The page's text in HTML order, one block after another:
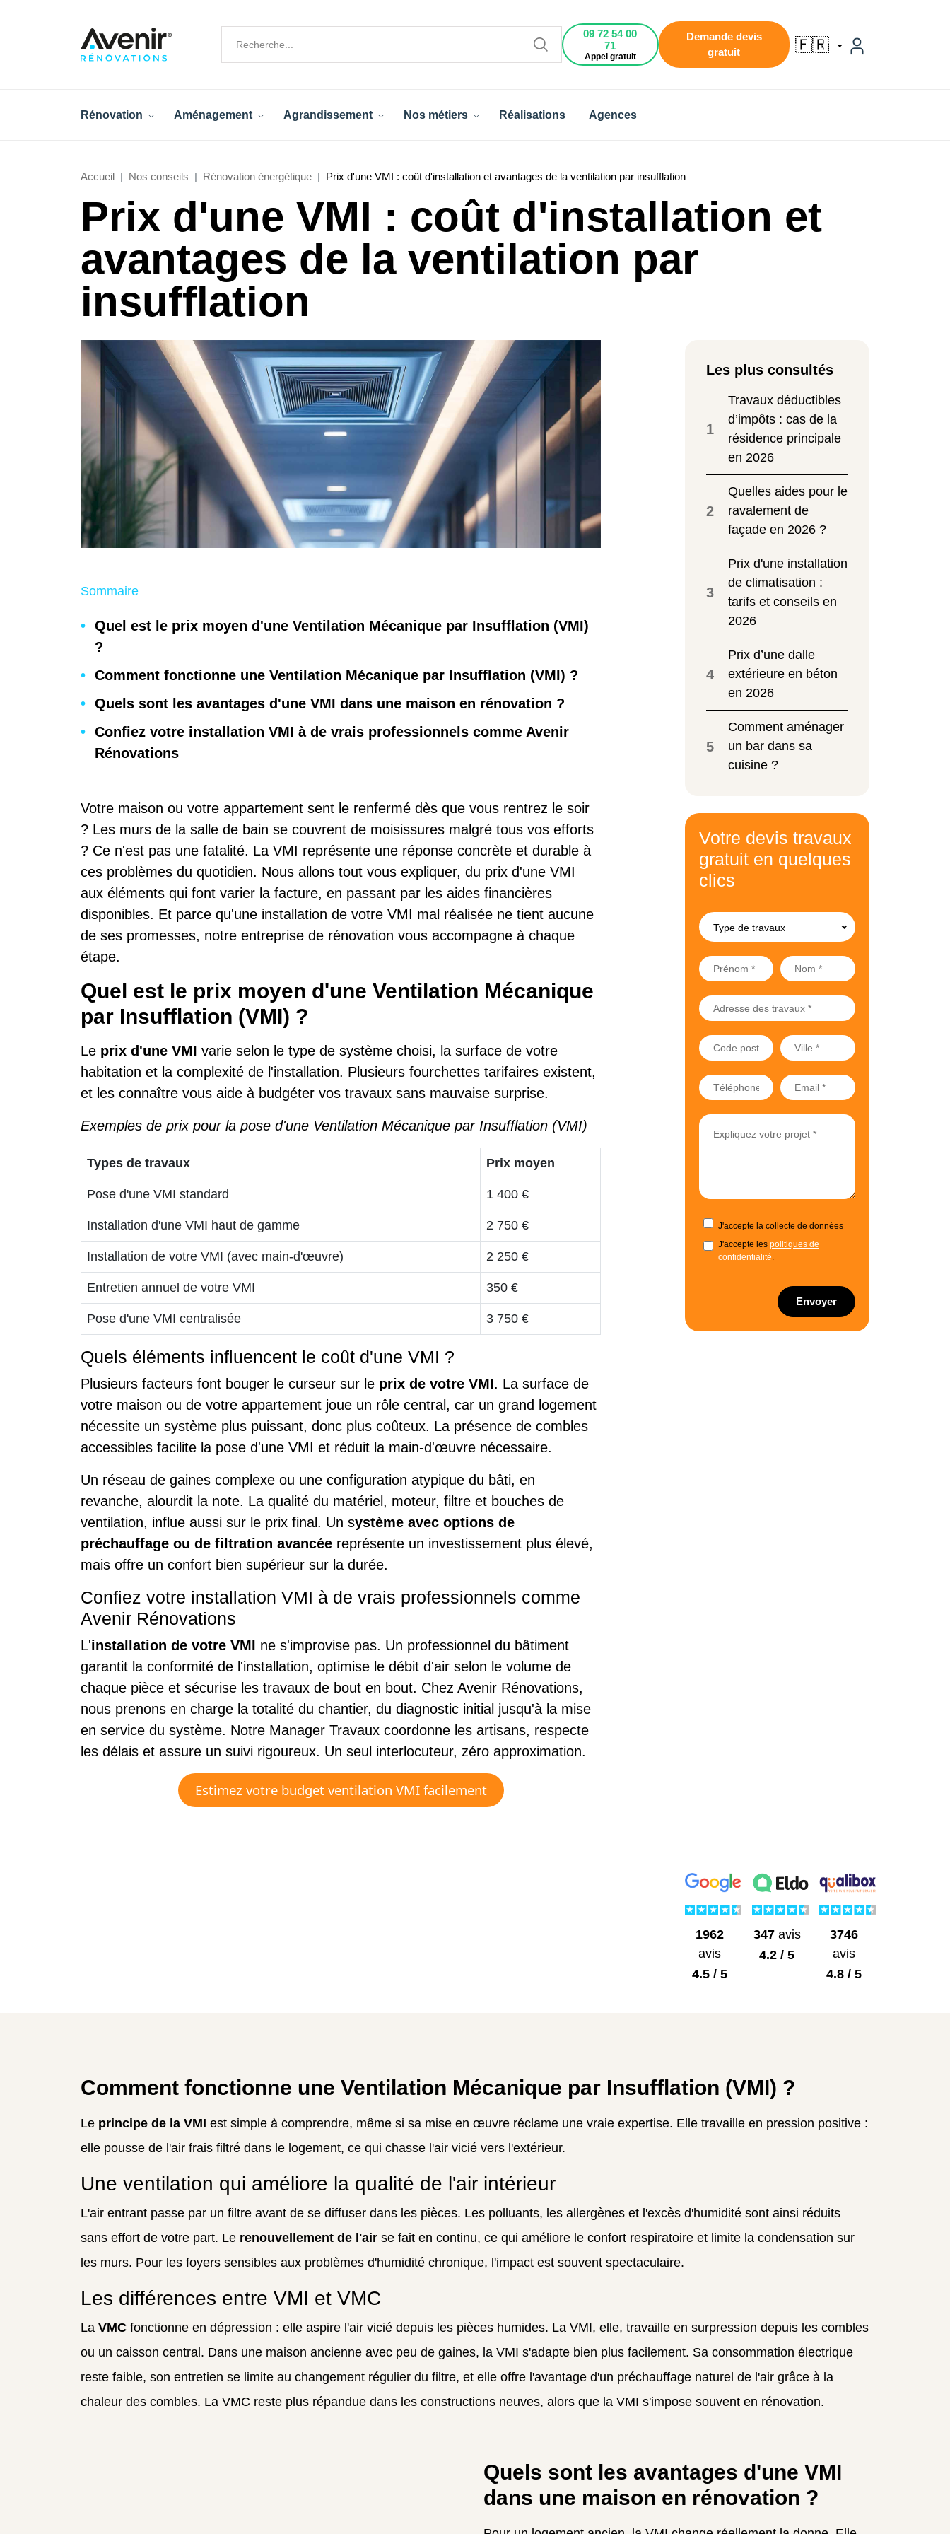
09 72 54 00
71
Appel gratuit
Demande devis
gratuit
🇫🇷
Rénovation Aménagement Agrandissement Nos métiers Réalisations Agences
Accueil Nos conseils Rénovation énergétique Prix d'une VMI : coût d'installation et avantages de la ventilation par insufflation
Prix d'une VMI : coût d'installation et
avantages de la ventilation par
insufflation
Sommaire
Quel est le prix moyen d'une Ventilation Mécanique par Insufflation (VMI)
?
Comment fonctionne une Ventilation Mécanique par Insufflation (VMI) ?
Quels sont les avantages d'une VMI dans une maison en rénovation ?
Confiez votre installation VMI à de vrais professionnels comme Avenir
Rénovations
Votre maison ou votre appartement sent le renfermé dès que vous rentrez le soir
? Les murs de la salle de bain se couvrent de moisissures malgré tous vos efforts
? Ce n'est pas une fatalité. La VMI représente une réponse concrète et durable à
ces problèmes du quotidien. Nous allons tout vous expliquer, du prix d'une VMI
aux éléments qui font varier la facture, en passant par les aides financières
disponibles. Et parce qu'une installation de votre VMI mal réalisée ne tient aucune
de ses promesses, notre entreprise de rénovation vous accompagne à chaque
étape.
Quel est le prix moyen d'une Ventilation Mécanique
par Insufflation (VMI) ?
Le prix d'une VMI varie selon le type de système choisi, la surface de votre
habitation et la complexité de l'installation. Plusieurs fourchettes tarifaires existent,
et les connaître vous aide à budgéter vos travaux sans mauvaise surprise.
Exemples de prix pour la pose d'une Ventilation Mécanique par Insufflation (VMI)
Types de travaux Prix moyen
Pose d'une VMI standard 1 400 €
Installation d'une VMI haut de gamme 2 750 €
Installation de votre VMI (avec main-d'œuvre) 2 250 €
Entretien annuel de votre VMI 350 €
Pose d'une VMI centralisée 3 750 €
Quels éléments influencent le coût d'une VMI ?
Plusieurs facteurs font bouger le curseur sur le prix de votre VMI. La surface de
votre maison ou de votre appartement joue un rôle central, car un grand logement
nécessite un système plus puissant, donc plus coûteux. La présence de combles
accessibles facilite la pose d'une VMI et réduit la main-d'œuvre nécessaire.
Un réseau de gaines complexe ou une configuration atypique du bâti, en
revanche, alourdit la note. La qualité du matériel, moteur, filtre et bouches de
ventilation, influe aussi sur le prix final. Un système avec options de
préchauffage ou de filtration avancée représente un investissement plus élevé,
mais offre un confort bien supérieur sur la durée.
Confiez votre installation VMI à de vrais professionnels comme
Avenir Rénovations
L'installation de votre VMI ne s'improvise pas. Un professionnel du bâtiment
garantit la conformité de l'installation, optimise le débit d'air selon le volume de
chaque pièce et sécurise les travaux de bout en bout. Chez Avenir Rénovations,
nous prenons en charge la totalité du chantier, du diagnostic initial jusqu'à la mise
en service du système. Notre Manager Travaux coordonne les artisans, respecte
les délais et assure un suivi rigoureux. Un seul interlocuteur, zéro approximation.
Estimez votre budget ventilation VMI facilement
Les plus consultés
1
Travaux déductibles
d’impôts : cas de la
résidence principale
en 2026
2
Quelles aides pour le
ravalement de
façade en 2026 ?
3
Prix d'une installation
de climatisation :
tarifs et conseils en
2026
4
Prix d’une dalle
extérieure en béton
en 2026
5
Comment aménager
un bar dans sa
cuisine ?
Votre devis travaux
gratuit en quelques
clics
Type de travaux
J'accepte la collecte de données
J'accepte les politiques de
confidentialité.
Envoyer
1962
avis
4.5 / 5
347avis
4.2 / 5
3746
avis
4.8 / 5
Comment fonctionne une Ventilation Mécanique par Insufflation (VMI) ?
Le principe de la VMI est simple à comprendre, même si sa mise en œuvre réclame une vraie expertise. Elle travaille en pression positive :
elle pousse de l'air frais filtré dans le logement, ce qui chasse l'air vicié vers l'extérieur.
Une ventilation qui améliore la qualité de l'air intérieur
L'air entrant passe par un filtre avant de se diffuser dans les pièces. Les polluants, les allergènes et l'excès d'humidité sont ainsi réduits
sans effort de votre part. Le renouvellement de l'air se fait en continu, ce qui améliore le confort respiratoire et limite la condensation sur
les murs. Pour les foyers sensibles aux problèmes d'humidité chronique, l'impact est souvent spectaculaire.
Les différences entre VMI et VMC
La VMC fonctionne en dépression : elle aspire l'air vicié depuis les pièces humides. La VMI, elle, travaille en surpression depuis les combles
ou un caisson central. Dans une maison ancienne avec peu de gaines, la VMI s'adapte bien plus facilement. Sa consommation électrique
reste faible, son entretien se limite au changement régulier du filtre, et elle offre l'avantage d'un préchauffage naturel de l'air grâce à la
chaleur des combles. La VMC reste plus répandue dans les constructions neuves, alors que la VMI s'impose souvent en rénovation.
Quels sont les avantages d'une VMI
dans une maison en rénovation ?